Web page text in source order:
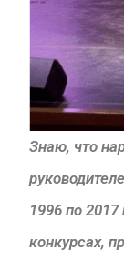
Знаю, что
1996 по
конкурсах,